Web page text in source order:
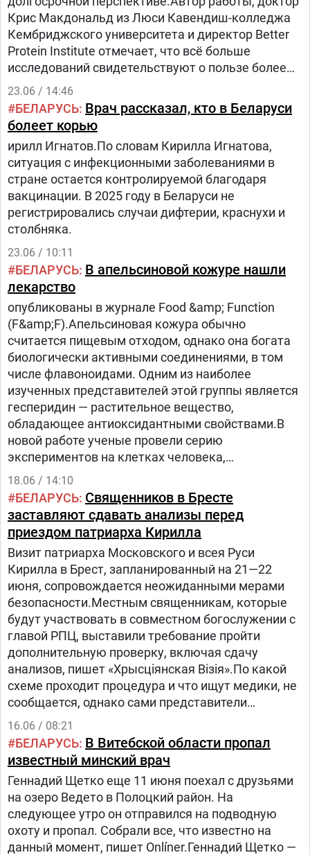
Крис Макдональд из Люси Кавендиш-колледжа
Кембриджского университета и директор Better
Protein Institute отмечает, что всё больше
исследований свидетельствуют о пользе более
высокого уровня физической активности и
потребления белка, чем обычно
рекомендуется.По его словам, рекомендации для
населения часто сосредоточены на минимуме,
необходимом для предотвращения проблем со
здоровьем. В то же время многих людей
интересует, как сохранить силы,
самостоятельность и умственную активность на
протяжении всей жизни.В обзоре
проанализированы исследования, которые
связывают регулярные физические упражнения
со снижением риска смерти, улучшением
психического здоровья, когнитивных функций и
большей устойчивостью к возрастным
изменениям.
23.06 / 14:46
БЕЛАРУСЬ Врач рассказал, кто в Беларуси
болеет корью
ирилл Игнатов.По словам Кирилла Игнатова,
ситуация с инфекционными заболеваниями в
стране остается контролируемой благодаря
вакцинации. В 2025 году в Беларуси не
регистрировались случаи дифтерии, краснухи и
столбняка.
23.06 / 10:11
БЕЛАРУСЬ В апельсиновой кожуре нашли
лекарство
опубликованы в журнале Food &amp; Function
(F&amp;F).Апельсиновая кожура обычно
считается пищевым отходом, однако она богата
биологически активными соединениями, в том
числе флавоноидами. Одним из наиболее
изученных представителей этой группы является
гесперидин — растительное вещество,
обладающее антиоксидантными свойствами.В
новой работе ученые провели серию
экспериментов на клетках человека,
лабораторных животных и с использованием
компьютерного моделирования.
18.06 / 14:10
БЕЛАРУСЬ Священников в Бресте
заставляют сдавать анализы перед
приездом патриарха Кирилла
Визит патриарха Московского и всея Руси
Кирилла в Брест, запланированный на 21—22
июня, сопровождается неожиданными мерами
безопасности.Местным священникам, которые
будут участвовать в совместном богослужении с
главой РПЦ, выставили требование пройти
дополнительную проверку, включая сдачу
анализов, пишет «Хрысціянская Візія».По какой
схеме проходит процедура и что ищут медики, не
сообщается, однако сами представители
духовенства отмечают, что во время прежних
визитов патриарха правила были проще.Приезд
Кирилла в Брест приурочен к двум датам — 85‑й
годовщине начала Великой Отечественной войны
и 1000‑летию со дня смерти князя
Владимира.Утром 21 июня состоится литургия в
Свято-Воскресенском соборе Бреста, где для
верующих выставят мощи князя Владимира.
16.06 / 08:21
БЕЛАРУСЬ В Витебской области пропал
известный минский врач
Геннадий Щетко еще 11 июня поехал с друзьями
на озеро Ведето в Полоцкий район. На
следующее утро он отправился на подводную
охоту и пропал. Собрали все, что известно на
данный момент, пишет Onlíner.Геннадий Щетко —